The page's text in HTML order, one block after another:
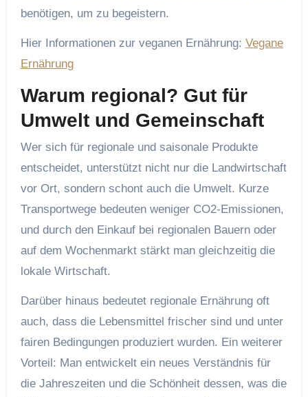
benötigen, um zu begeistern.
Hier Informationen zur veganen Ernährung: Vegane
Ernährung
Warum regional? Gut für
Umwelt und Gemeinschaft
Wer sich für regionale und saisonale Produkte
entscheidet, unterstützt nicht nur die Landwirtschaft
vor Ort, sondern schont auch die Umwelt. Kurze
Transportwege bedeuten weniger CO2-Emissionen,
und durch den Einkauf bei regionalen Bauern oder
auf dem Wochenmarkt stärkt man gleichzeitig die
lokale Wirtschaft.
Darüber hinaus bedeutet regionale Ernährung oft
auch, dass die Lebensmittel frischer sind und unter
fairen Bedingungen produziert wurden. Ein weiterer
Vorteil: Man entwickelt ein neues Verständnis für
die Jahreszeiten und die Schönheit dessen, was die